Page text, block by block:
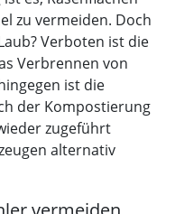
zu vermeiden. Doch
Verboten ist die
Verbrennen von
ist die
der Kompostierung
zugeführt
alternativ